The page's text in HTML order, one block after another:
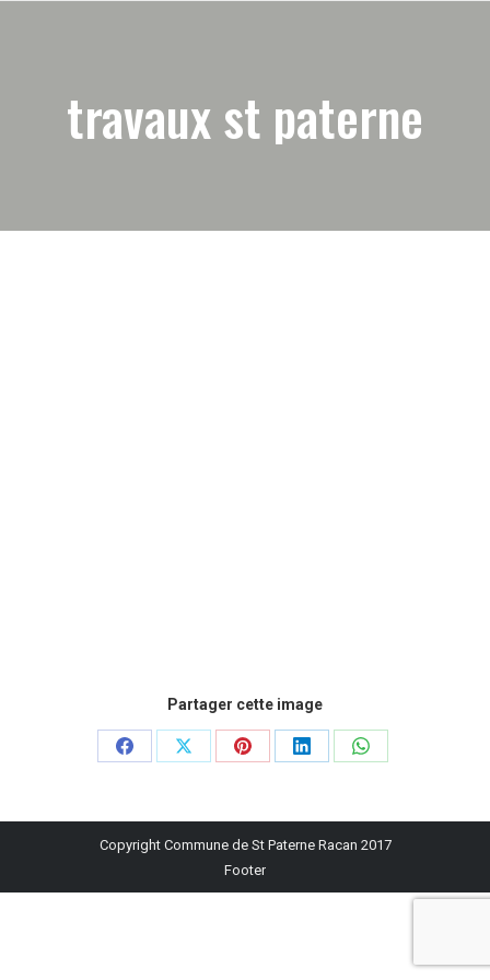
travaux st paterne
Partager cette image
Partager
Facebook
Partager
X
Partager
Pinterest
Partager
LinkedIn
Partager
WhatsApp
Copyright Commune de St Paterne Racan 2017
Footer